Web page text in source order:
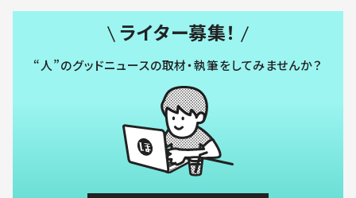
ライター募集！
“人”のグッドニュースの取材・執筆をしてみませんか？